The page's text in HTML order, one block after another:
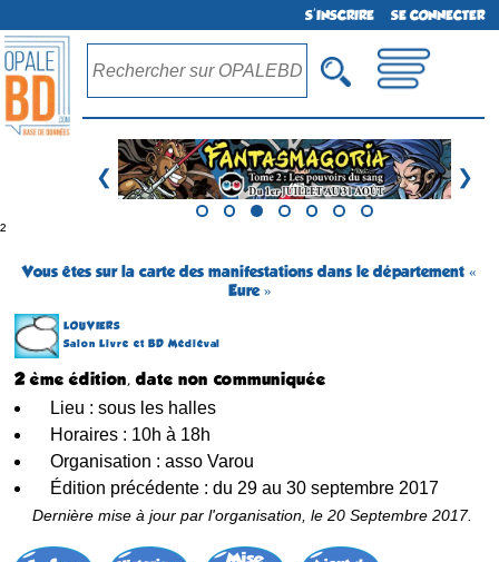
S'INSCRIRE SE CONNECTER
❮ ❯
²
Vous êtes sur la carte des manifestations dans le département «
Eure »
LOUVIERS
Salon Livre et BD Médiéval
2 ème édition, date non communiquée
Lieu : sous les halles
Horaires : 10h à 18h
Organisation : asso Varou
Édition précédente : du 29 au 30 septembre 2017
Dernière mise à jour par l'organisation, le 20 Septembre 2017.